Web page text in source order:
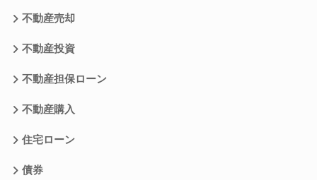
不動産売却
不動産投資
不動産担保ローン
不動産購入
住宅ローン
債券